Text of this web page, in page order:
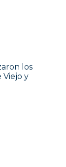
los
Viejo y